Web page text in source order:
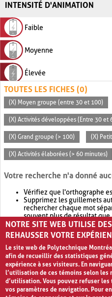
INTENSITÉ D'ANIMATION
Faible
Moyenne
Élevée
TOUTES LES FICHES (0)
(X) Moyen groupe (entre 30 et 100)
(X) Activités développées (Entre 30 et
(X) Grand groupe (> 100) (X)
(X) Activités élaborées (> 60 minutes)
Votre recherche n'a donné
Vérifiez que l'orthographe
Supprimez les guillemets
rechercher chaque mot
souvent plus de résultat que
Envisagez d'élargir votre
retournera souvent plus de
NOTRE SITE WEB UTILISE
REHAUSSER VOTRE
Le site web de Polytechnique
afin de recueillir des statistiques
expérience à ses visiteurs. En
l’utilisation de ces témoins selon les
d’utilisation. Vous pouvez refuser
vos paramètres de navigation. Pour